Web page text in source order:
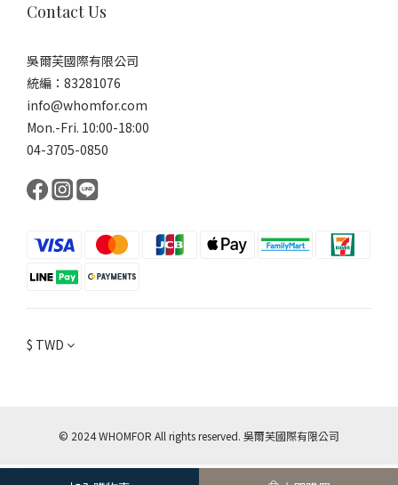
Contact Us
吳爾芙國際有限公司
統編：83281076
info@whomfor.com
Mon.-Fri. 10:00-18:00
04-3705-0850
$ TWD
© 2024 WHOMFOR All rights reserved. 吳爾芙國際有限公司